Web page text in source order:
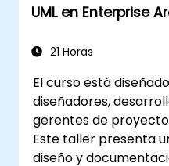
implementación del
UML en Enterprise
21 Horas
El curso está
diseñadores,
gerentes de
Este taller presenta
diseño y